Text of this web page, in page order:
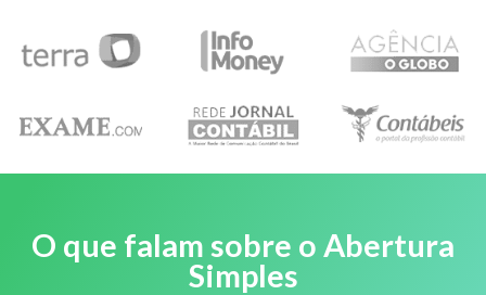
O que falam sobre o Abertura
Simples